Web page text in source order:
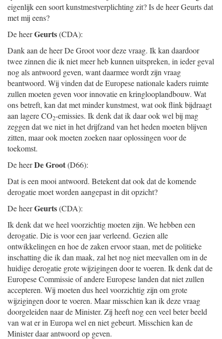
eigenlijk een soort kunstmestverplichting zit? Is de heer Geurts dat
met mij eens?
De heerGeurts(CDA):
Dank aan de heer De Groot voor deze vraag. Ik kan daardoor
twee zinnen die ik niet meer heb kunnen uitspreken, in ieder geval
nog als antwoord geven, want daarmee wordt zijn vraag
beantwoord. Wij vinden dat de Europese nationale kaders ruimte
zullen moeten geven voor innovatie en kringlooplandbouw. Wat
ons betreft, kan dat met minder kunstmest, wat ook flink bijdraagt
aan lagere CO2-emissies. Ik denk dat ik daar ook wel bij mag
zeggen dat we niet in het drijfzand van het heden moeten blijven
zitten, maar ook moeten zoeken naar oplossingen voor de
toekomst.
De heerDe Groot(D66):
Dat is een mooi antwoord. Betekent dat ook dat de komende
derogatie moet worden aangepast in dit opzicht?
De heerGeurts(CDA):
Ik denk dat we heel voorzichtig moeten zijn. We hebben een
derogatie. Die is voor een jaar verleend. Gezien alle
ontwikkelingen en hoe de zaken ervoor staan, met de politieke
inschatting die ik dan maak, zal het nog niet meevallen om in de
huidige derogatie grote wijzigingen door te voeren. Ik denk dat de
Europese Commissie of andere Europese landen dat niet zullen
accepteren. Wij moeten dus heel voorzichtig zijn om grote
wijzigingen door te voeren. Maar misschien kan ik deze vraag
doorgeleiden naar de Minister. Zij heeft nog een veel beter beeld
van wat er in Europa wel en niet gebeurt. Misschien kan de
Minister daar antwoord op geven.